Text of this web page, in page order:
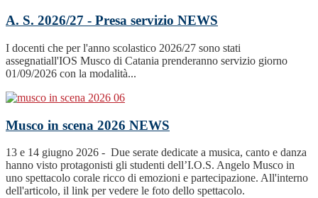
A. S. 2026/27 - Presa servizio NEWS
I docenti che per l'anno scolastico 2026/27 sono stati
assegnatiall'IOS Musco di Catania prenderanno servizio giorno
01/09/2026 con la modalità...
Musco in scena 2026 NEWS
13 e 14 giugno 2026 - Due serate dedicate a musica, canto e danza
hanno visto protagonisti gli studenti dell’I.O.S. Angelo Musco in
uno spettacolo corale ricco di emozioni e partecipazione. All'interno
dell'articolo, il link per vedere le foto dello spettacolo.